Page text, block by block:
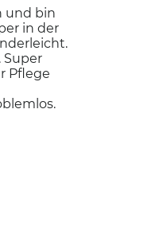
und bin
in der
Super
Pflege